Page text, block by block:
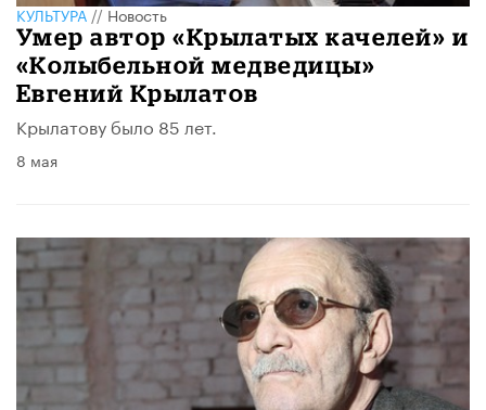
КУЛЬТУРА//Новость
Умер автор «Крылатых качелей» и
«Колыбельной медведицы»
Евгений Крылатов
Крылатову было 85 лет.
8 мая